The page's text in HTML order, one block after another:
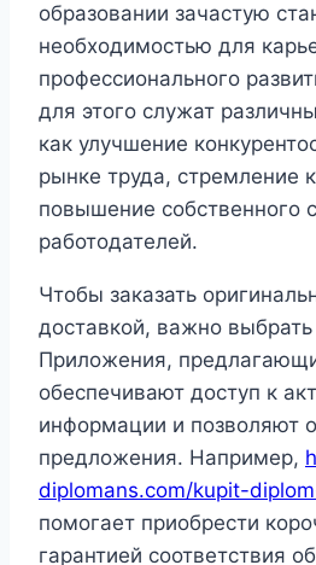
образовании зачастую
необходимостью для
профессионального
для этого служат
как улучшение
рынке труда, стремление
повышение собственного
работодателей.
Чтобы заказать
доставкой, важно
Приложения,
обеспечивают доступ к
информации и позволяют
предложения. Например,
diplomans.com/kupit-
помогает приобрести
гарантией соответствия